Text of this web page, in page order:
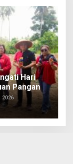
Hari
Pangan
2026